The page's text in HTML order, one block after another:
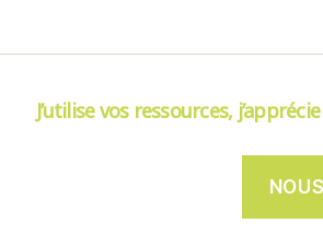
J’utilise vos ressources,